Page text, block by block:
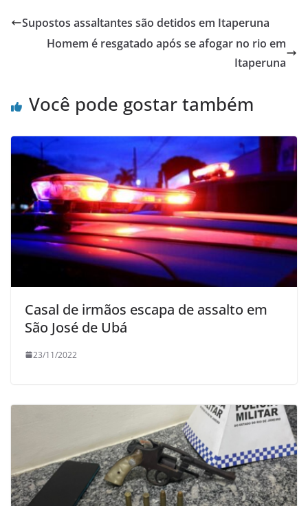
e
b
k
er s
A
e
Supostos assaltantes são detidos em Itaperuna
Homem é resgatado após se afogar no rio em
Itaperuna
Você pode gostar também
Casal de irmãos escapa de assalto em
São José de Ubá
23/11/2022